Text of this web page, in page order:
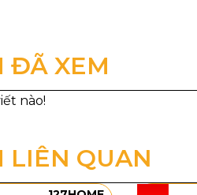
Kích
ĐÃ XEM
LIÊN QUAN